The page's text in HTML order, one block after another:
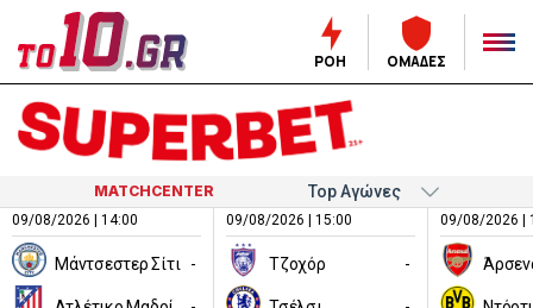
ΡΟΗ ΟΜΑΔΕΣ
MATCHCENTER
09/08/2026 | 14:00
Μάντσεστερ Σίτι -
09/08/2026 | 15:00
Τζοχόρ -
09/08/2026 |